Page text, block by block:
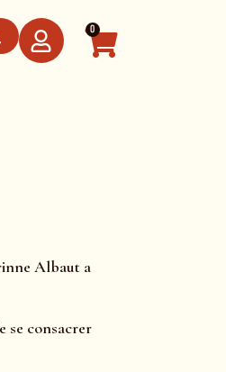
0
Albaut a
se consacrer